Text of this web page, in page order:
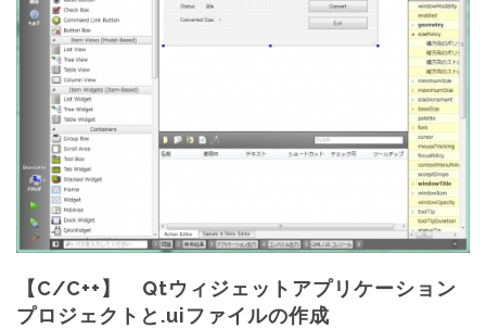
【C/C++】 Qtウィジェットアプリケーション
プロジェクトと.uiファイルの作成